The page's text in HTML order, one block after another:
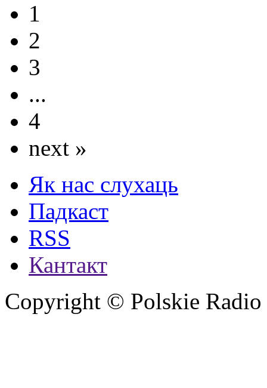
1
2
3
...
4
next »
Як нас слухаць
Падкаст
RSS
Кантакт
Copyright © Polskie